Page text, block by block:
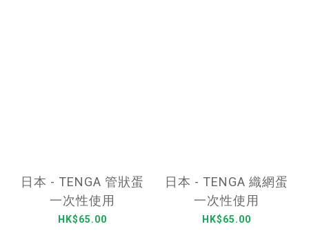
日本 - TENGA 管狀蛋
一次性使用
HK$65.00
日本 - TENGA 織網蛋
一次性使用
HK$65.00